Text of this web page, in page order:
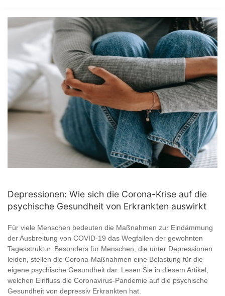
Depressionen: Wie sich die Corona-Krise auf die
psychische Gesundheit von Erkrankten auswirkt
Für viele Menschen bedeuten die Maßnahmen zur Eindämmung
der Ausbreitung von COVID-19 das Wegfallen der gewohnten
Tagesstruktur. Besonders für Menschen, die unter Depressionen
leiden, stellen die Corona-Maßnahmen eine Belastung für die
eigene psychische Gesundheit dar. Lesen Sie in diesem Artikel,
welchen Einfluss die Coronavirus-Pandemie auf die psychische
Gesundheit von depressiv Erkrankten hat.